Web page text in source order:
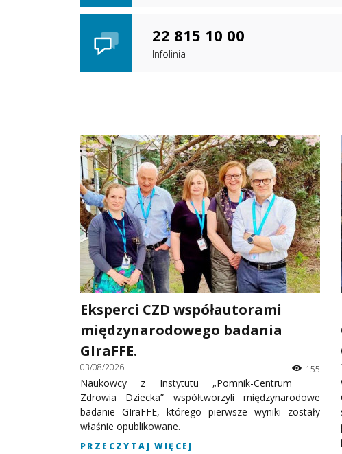
22 815 10 00
Infolinia
Eksperci CZD współautorami
międzynarodowego badania
GIraFFE.
03/08/2026 155
Naukowcy z Instytutu „Pomnik-Centrum
Zdrowia Dziecka” współtworzyli międzynarodowe
badanie GIraFFE, którego pierwsze wyniki zostały
właśnie opublikowane.
PRZECZYTAJ WIĘCEJ